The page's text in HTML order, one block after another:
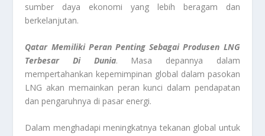
sumber daya ekonomi yang lebih beragam dan
berkelanjutan.
Qatar Memiliki Peran Penting Sebagai Produsen LNG
Terbesar Di Dunia. Masa depannya dalam
mempertahankan kepemimpinan global dalam pasokan
LNG akan memainkan peran kunci dalam pendapatan
dan pengaruhnya di pasar energi.
Dalam menghadapi meningkatnya tekanan global untuk